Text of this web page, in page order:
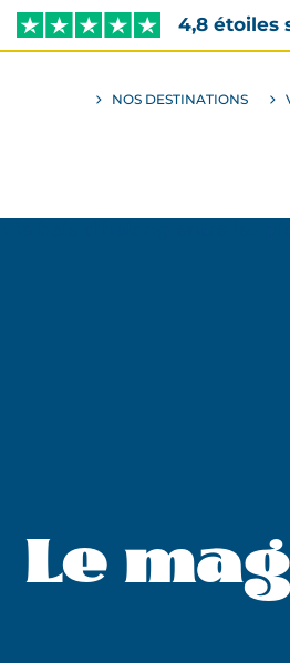
4,8 étoiles
NOS DESTINATIONS
ALLER
Le